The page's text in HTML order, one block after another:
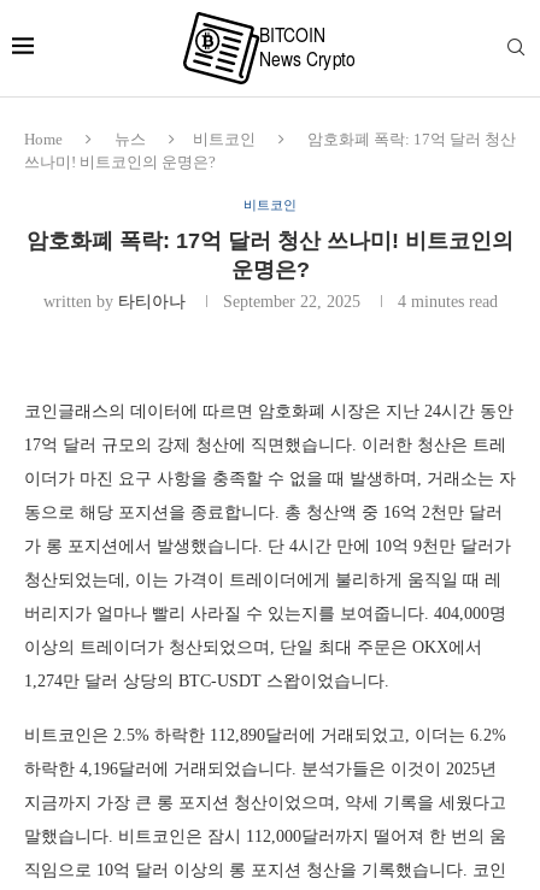
Home 뉴스 비트코인
암호화폐 폭락: 17억 달러 청산
쓰나미! 비트코인의 운명은?
비트코인
암호화폐 폭락: 17억 달러 청산 쓰나미! 비트코인의
운명은?
written by 타티아나 September 22, 2025 4 minutes read
코인글래스의 데이터에 따르면 암호화폐 시장은 지난 24시간 동안
17억 달러 규모의 강제 청산에 직면했습니다. 이러한 청산은 트레
이더가 마진 요구 사항을 충족할 수 없을 때 발생하며, 거래소는 자
동으로 해당 포지션을 종료합니다. 총 청산액 중 16억 2천만 달러
가 롱 포지션에서 발생했습니다. 단 4시간 만에 10억 9천만 달러가
청산되었는데, 이는 가격이 트레이더에게 불리하게 움직일 때 레
버리지가 얼마나 빨리 사라질 수 있는지를 보여줍니다. 404,000명
이상의 트레이더가 청산되었으며, 단일 최대 주문은 OKX에서
1,274만 달러 상당의 BTC-USDT 스왑이었습니다.
비트코인은 2.5% 하락한 112,890달러에 거래되었고, 이더는 6.2%
하락한 4,196달러에 거래되었습니다. 분석가들은 이것이 2025년
지금까지 가장 큰 롱 포지션 청산이었으며, 약세 기록을 세웠다고
말했습니다. 비트코인은 잠시 112,000달러까지 떨어져 한 번의 움
직임으로 10억 달러 이상의 롱 포지션 청산을 기록했습니다. 코인